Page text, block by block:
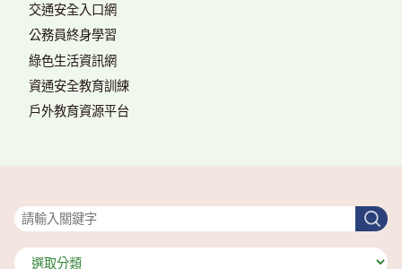
交通安全入口網
公務員終身學習
綠色生活資訊網
資通安全教育訓練
戶外教育資源平台
搜
尋
分